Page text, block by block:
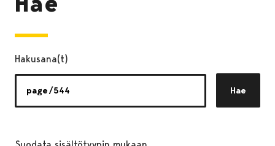
Hakusana(t)
Hae